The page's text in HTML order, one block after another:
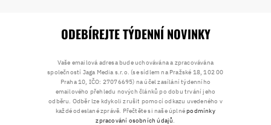
ODEBÍREJTE TÝDENNÍ NOVINKY
Vaše emailová adresa bude uchovávána a zpracovávána
společností Jaga Media s.r.o. (se sídlem na Pražské 18, 102 00
Praha 10, IČO: 27076695) na účel zasílání týdenního
emailového přehledu nových článků po dobu trvání jeho
odběru. Odběr lze kdykoli zrušit pomocí odkazu uvedeného v
každé odeslané zprávě. Přečtěte si naše úplnépodmínky
zpracování osobních údajů.